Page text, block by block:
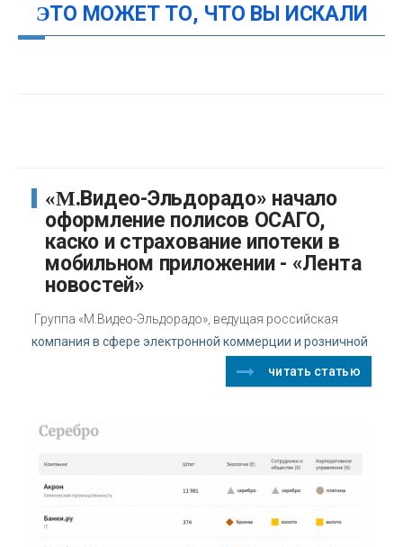
ЭТО МОЖЕТ ТО, ЧТО ВЫ ИСКАЛИ
«М.Видео-Эльдорадо» начало
оформление полисов ОСАГО,
каско и страхование ипотеки в
мобильном приложении - «Лента
новостей»
Группа «М.Видео-Эльдорадо», ведущая российская
компания в сфере электронной коммерции и розничной
читать статью